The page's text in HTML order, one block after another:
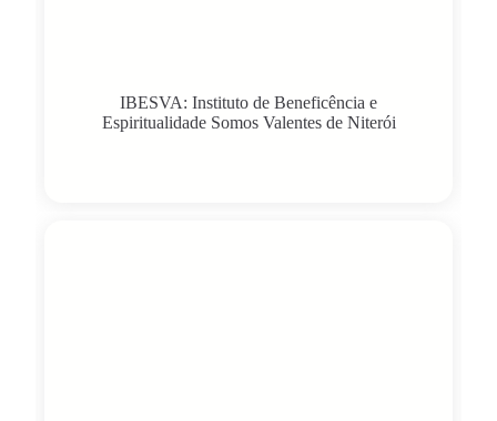
IBESVA: Instituto de Beneficência e
Espiritualidade Somos Valentes de Niterói